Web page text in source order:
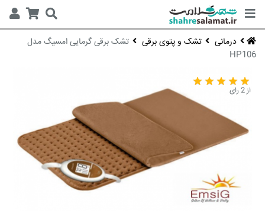
درمانی تشک و پتوی برقی
تشک برقی گرمایی امسیگ مدل
HP106
از 2 رای